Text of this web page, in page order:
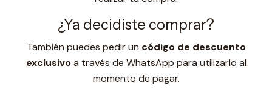
¿Ya decidiste comprar?
También puedes pedir un código de descuento
exclusivoa través de WhatsApp para utilizarlo al
momento de pagar.